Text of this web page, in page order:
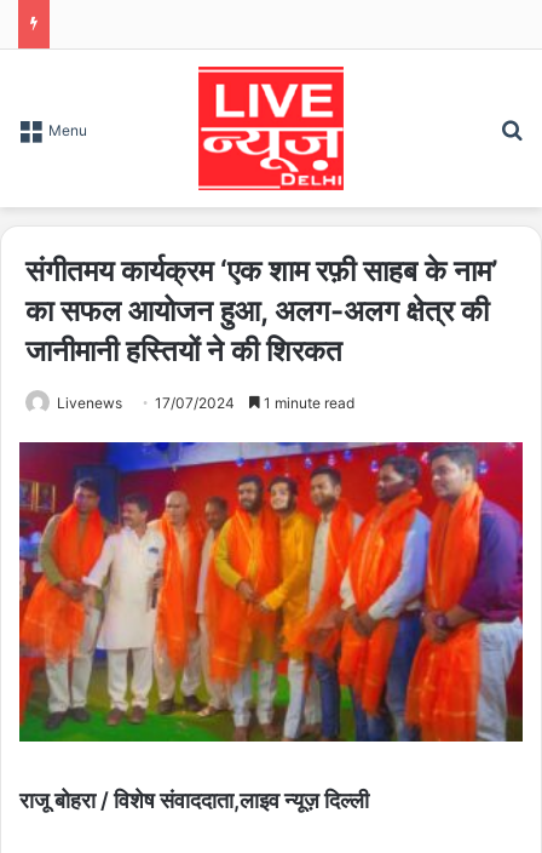
Menu
संगीतमय कार्यक्रम ‘एक शाम रफ़ी साहब के नाम’
का सफल आयोजन हुआ, अलग-अलग क्षेत्र की
जानीमानी हस्तियों ने की शिरकत
Livenews 17/07/2024 1 minute read
राजू बोहरा / विशेष संवाददाता,लाइव न्यूज़ दिल्ली